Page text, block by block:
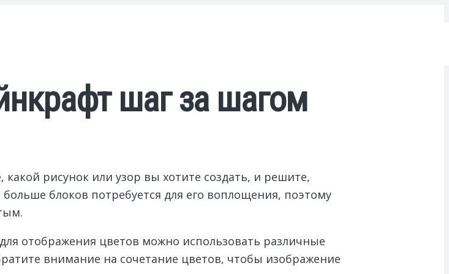
шаг за шагом
какой рисунок или узор вы хотите создать, и решите,
блоков потребуется для его воплощения, поэтому
отображения цветов можно использовать различные
внимание на сочетание цветов, чтобы изображение